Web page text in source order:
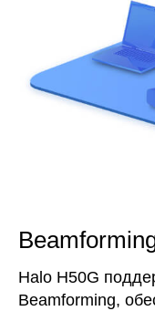
Halo H50G
Beamforming,